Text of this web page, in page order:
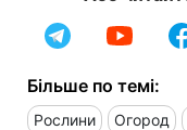
Більше по темі:
Рослини Огород